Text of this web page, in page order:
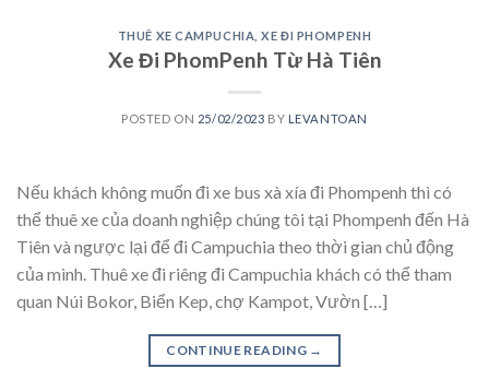
THUÊ XE CAMPUCHIA ,XE ĐI PHOMPENH
Xe Đi PhomPenh Từ Hà Tiên
POSTED ON 25/02/2023 BY LEVANTOAN
Nếu khách không muốn đi xe bus xà xía đi Phompenh thì có
thể thuê xe của doanh nghiệp chúng tôi tại Phompenh đến Hà
Tiên và ngược lại để đi Campuchia theo thời gian chủ động
của mình. Thuê xe đi riêng đi Campuchia khách có thể tham
quan Núi Bokor, Biển Kep, chợ Kampot, Vườn […]
CONTINUE READING →